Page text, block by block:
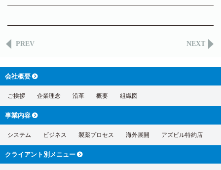
PREV NEXT
会社概要
ご挨拶 企業理念 沿革 概要 組織図
事業内容
システム ビジネス 製薬プロセス 海外展開 アズビル特約店
クライアント別 メニュー